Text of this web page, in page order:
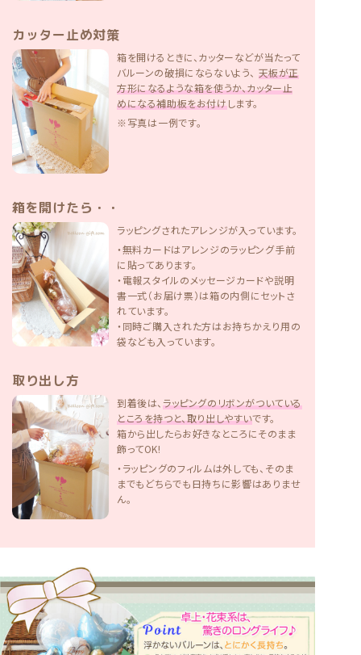
カッター止め対策
箱を開けるときに、カッターなどが当たって
バルーンの破損にならないよう、 天板が正
方形になるような箱を使うか、カッター止
めになる補助板をお付けします。
※写真は一例です。
箱を開けたら・・
ラッピングされたアレンジが入っています。
・無料カードはアレンジのラッピング手前
に貼ってあります。
・電報スタイルのメッセージカードや説明
書一式（お届け票）は箱の内側にセットさ
れています。
・同時ご購入された方はお持ちかえり用の
袋なども入っています。
取り出し方
到着後は、ラッピングのリボンがついている
ところを持つと、取り出しやすいです。
箱から出したらお好きなところにそのまま
飾ってOK!
・ラッピングのフィルムは外しても、そのま
までもどちらでも日持ちに影響はありませ
ん。